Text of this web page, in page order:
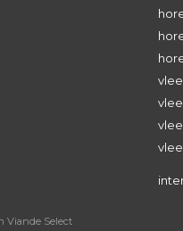
Viande Select